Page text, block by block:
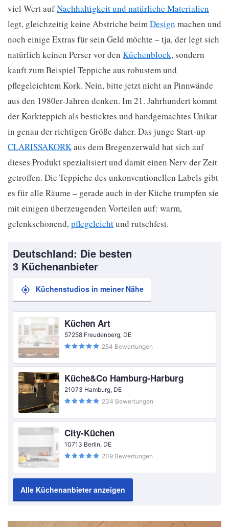
viel Wert aufNachhaltigkeit und natürliche Materialien
legt, gleichzeitig keine Abstriche beimDesign machen und
noch einige Extras für sein Geld möchte – tja, der legt sich
natürlich keinen Perser vor den Küchenblock, sondern
kauft zum Beispiel Teppiche aus robustem und
pflegeleichtem Kork. Nein, bitte jetzt nicht an Pinnwände
aus den 1980er-Jahren denken. Im 21. Jahrhundert kommt
der Korkteppich als besticktes und handgemachtes Unikat
in genau der richtigen Größe daher. Das junge Start-up
CLARISSAKORKaus dem Bregenzerwald hat sich auf
dieses Produkt spezialisiert und damit einen Nerv der Zeit
getroffen. Die Teppiche des unkonventionellen Labels gibt
es für alle Räume – gerade auch in der Küche trumpfen sie
mit einigen überzeugenden Vorteilen auf: warm,
gelenkschonend,pflegeleichtund rutschfest.
Deutschland: Die besten
3 Küchenanbieter
Küchenstudios in meiner Nähe
Küchen Art
57258 Freudenberg, DE
254 Bewertungen
Küche&Co Hamburg-Harburg
21073 Hamburg, DE
234 Bewertungen
City-Küchen
10713 Berlin, DE
209 Bewertungen
Alle Küchenanbieter anzeigen